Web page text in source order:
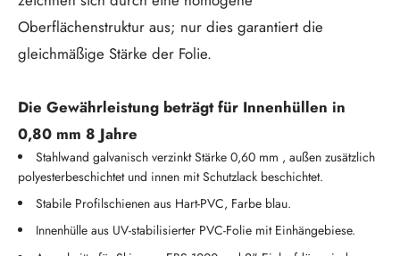
Oberflächenstruktur aus; nur dies garantiert die
gleichmäßige Stärke der Folie.
Die Gewährleistung beträgt für Innenhüllen in
0,80 mm 8 Jahre
Stahlwand galvanisch verzinkt Stärke 0,60 mm , außen zusätzlich
polyesterbeschichtet und innen mit Schutzlack beschichtet.
Stabile Profilschienen aus Hart-PVC, Farbe blau.
Innenhülle aus UV-stabilisierter PVC-Folie mit Einhängebiese.